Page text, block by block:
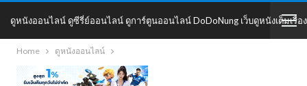
ดูหนังออนไลน์ ดูซีรี่ย์ออนไลน์ ดูการ์ตูนออนไลน์ DoDoNung เว็บดูหนังเต็มเรื่อง
DoDoNung
Home ดูหนังออนไลน์